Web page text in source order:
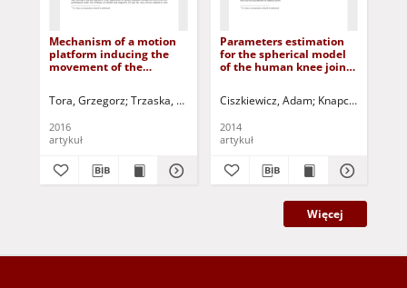
Mechanism of a motion
platform inducing the
movement of the
Tora, Grzegorz Trzaska, Witold Jurczak, Paweł - red.
2016
artykuł
Parameters estimation
for the spherical model
of the human knee joint
Ciszkiewicz, Adam Knapczyk, Józef
2014
artykuł
Więcej